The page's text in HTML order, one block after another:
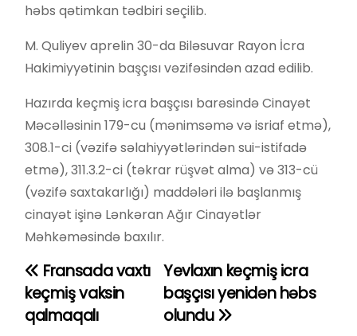
həbs qətimkan tədbiri seçilib.
M. Quliyev aprelin 30-da Biləsuvar Rayon İcra
Hakimiyyətinin başçısı vəzifəsindən azad edilib.
Hazırda keçmiş icra başçısı barəsində Cinayət
Məcəlləsinin 179-cu (mənimsəmə və isriaf etmə),
308.1-ci (vəzifə səlahiyyətlərindən sui-istifadə
etmə), 311.3.2-ci (təkrar rüşvət alma) və 313-cü
(vəzifə saxtakarlığı) maddələri ilə başlanmış
cinayət işinə Lənkəran Ağır Cinayətlər
Məhkəməsində baxılır.
Y
a
Yevlaxın keçmiş icra
başçısı yenidən həbs
olundu
Fransada vaxtı
keçmiş vaksin
qalmaqalı